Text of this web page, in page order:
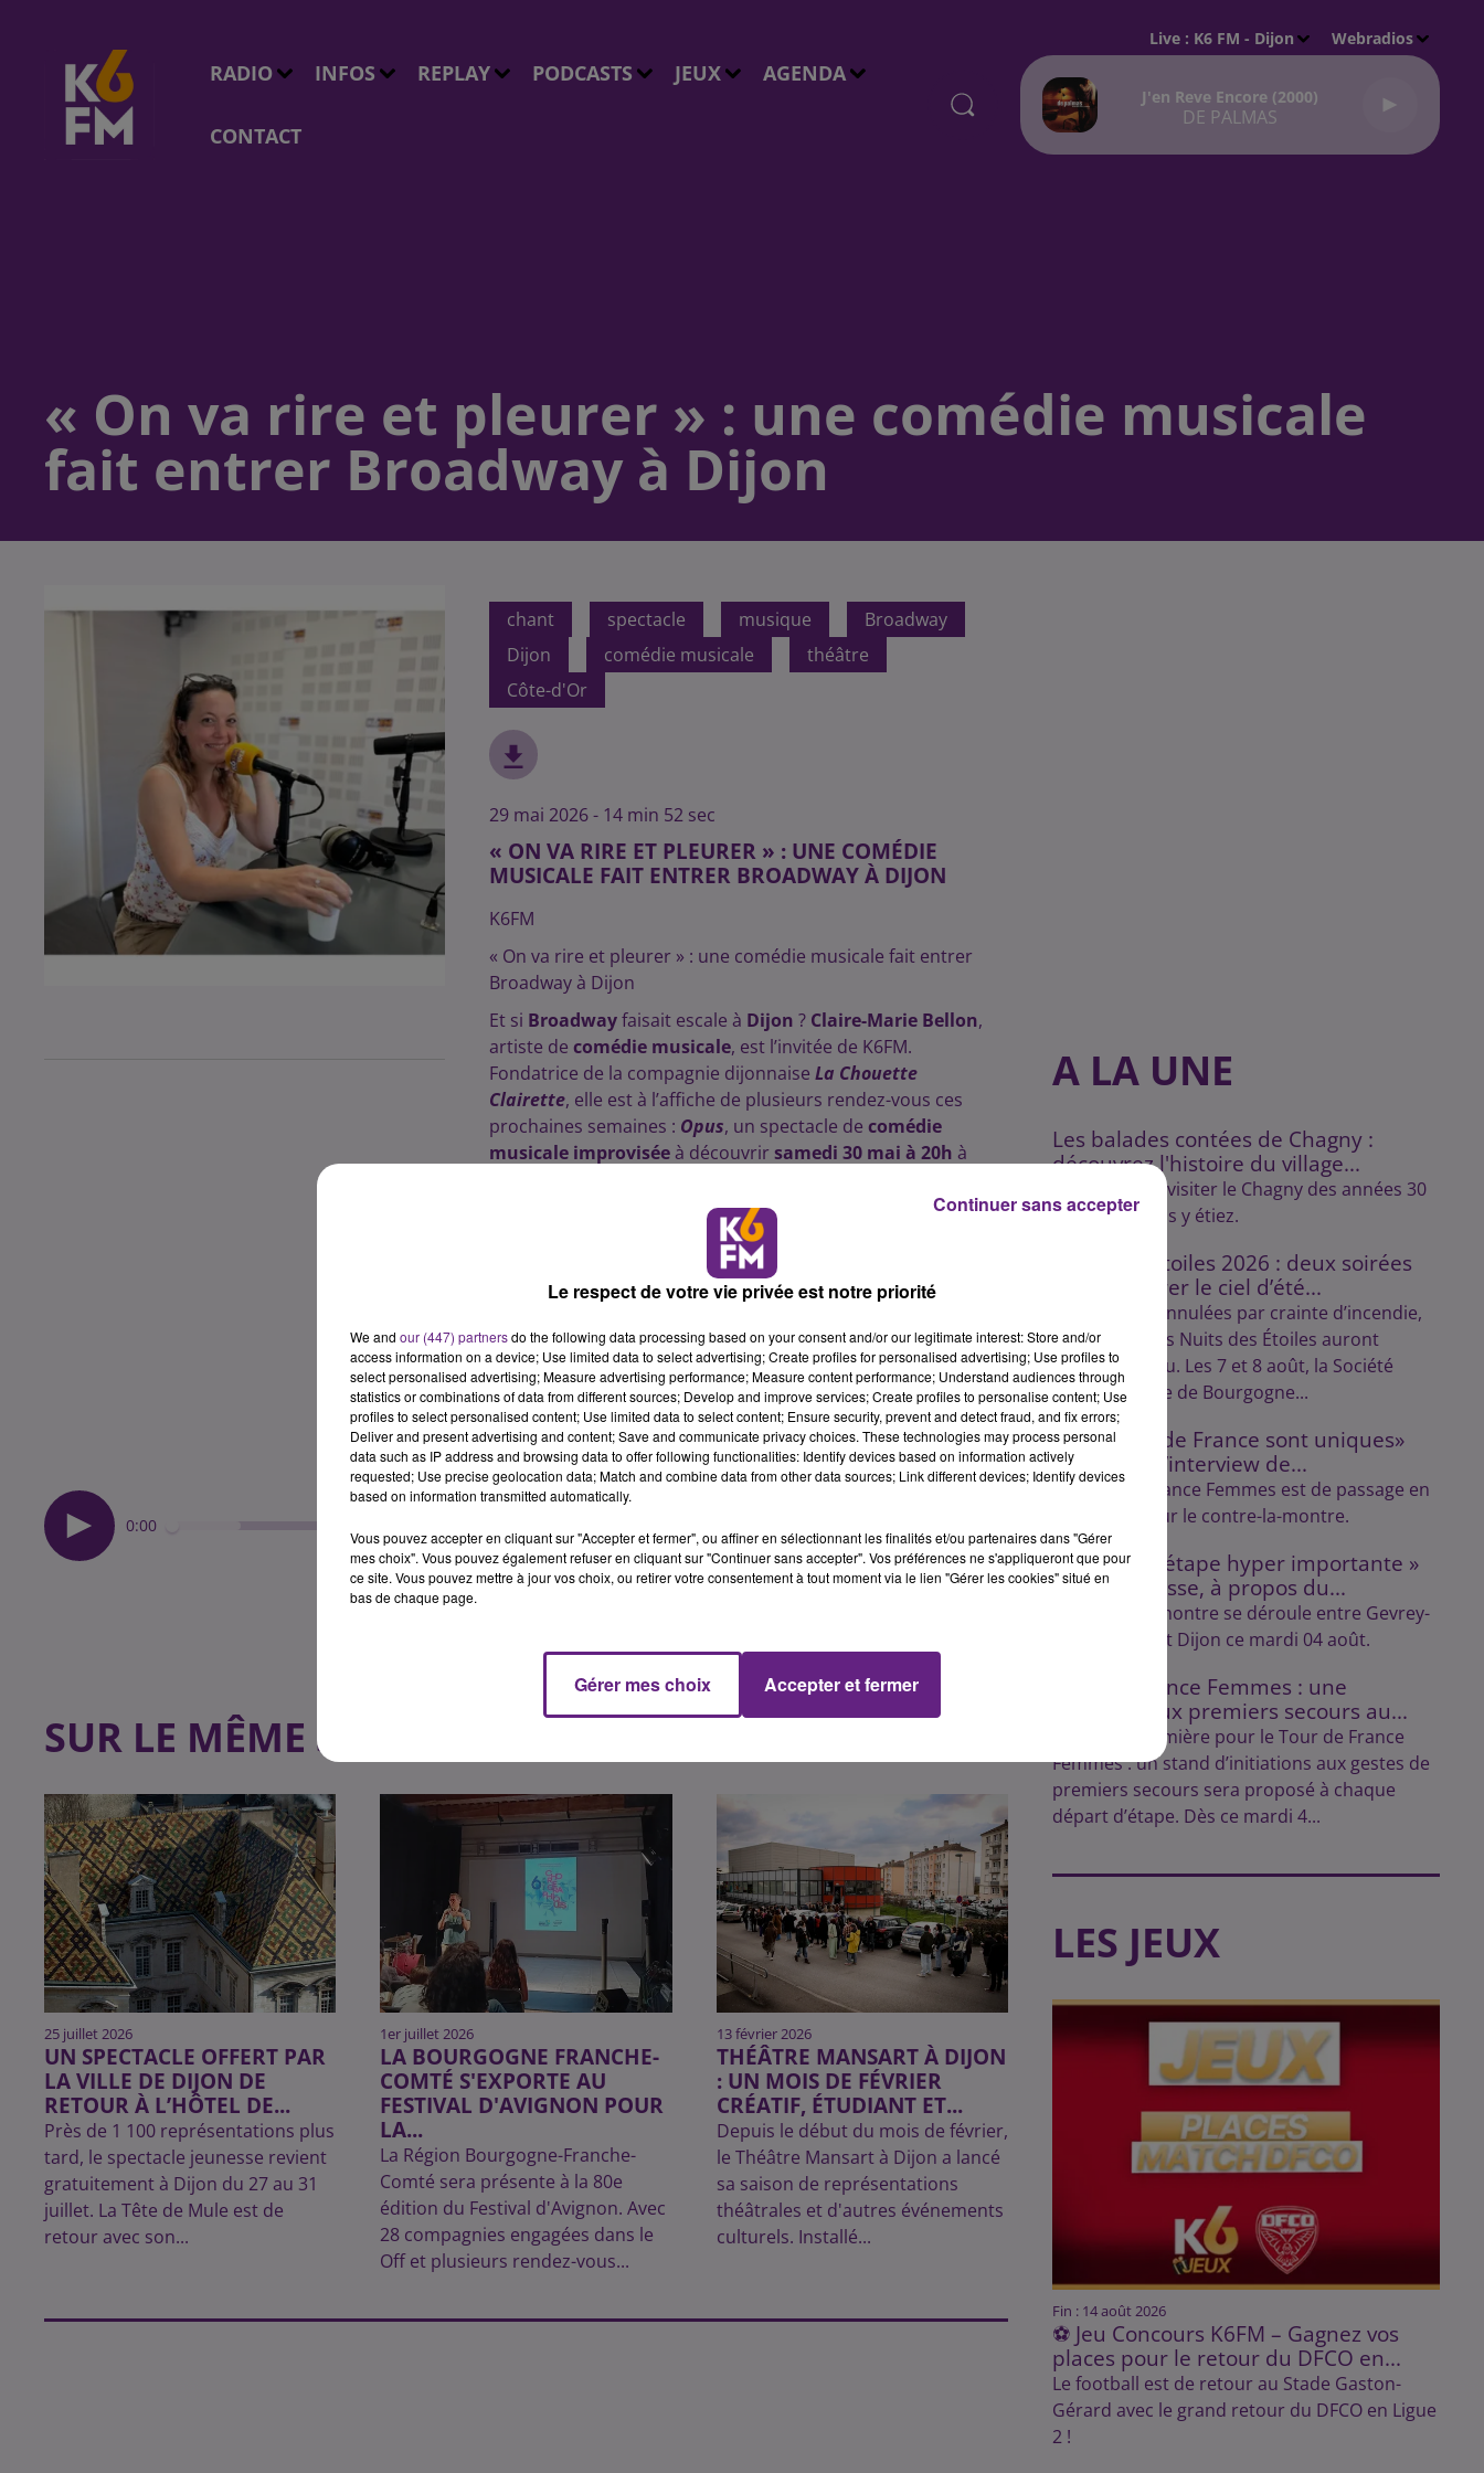
RADIO INFOS REPLAY PODCASTS JEUX AGENDA
CONTACT
Live : K6 FM - Dijon Webradios
J'en Reve Encore (2000)
DE PALMAS
« On va rire et pleurer » : une comédie musicale
fait entrer Broadway à Dijon
chant spectacle musique
Broadway
Dijon
comédie musicale
théâtre
Côte-d'Or
29 mai 2026 - 14 min 52 sec
« ON VA RIRE ET PLEURER » : UNE COMÉDIE
MUSICALE FAIT ENTRER BROADWAY À DIJON
K6FM
« On va rire et pleurer » : une comédie musicale fait entrer
Broadway à Dijon
Et si Broadwayfaisait escale à Dijon ?Claire-Marie Bellon,
artiste de comédie musicale, est l’invitée de K6FM.
Fondatrice de la compagnie dijonnaise La Chouette
Clairette, elle est à l’affiche de plusieurs rendez-vous ces
prochaines semaines : Opus, un spectacle de comédie
musicale improviséeà découvrir samedi 30 mai à 20h à
, les représentations de fin d’année des
, les26 et 27 juin à 18h30 et
Théâtre des Feuillants
À notre micro, cetteartiste passionnéenous ouvre les
transmission, et partage sa vision d’unspectacle vivant
plus que jamais tourné vers l’émotion… avec la promesse
de rire, de vibrer et peut-être même de verser une petite
larme.
0:00
SUR LE MÊME SUJET
25 juillet 2026
UN SPECTACLE OFFERT PAR
LA VILLE DE DIJON DE
RETOUR À L’HÔTEL DE...
Près de 1 100 représentations plus
tard, le spectacle jeunesse revient
gratuitement à Dijon du 27 au 31
juillet. La Tête de Mule est de
retour avec son...
1er juillet 2026
LA BOURGOGNE FRANCHE-
COMTÉ S'EXPORTE AU
FESTIVAL D'AVIGNON POUR
LA...
La Région Bourgogne-Franche-
Comté sera présente à la 80e
édition du Festival d'Avignon. Avec
28 compagnies engagées dans le
Off et plusieurs rendez-vous...
13 février 2026
THÉÂTRE MANSART À DIJON
: UN MOIS DE FÉVRIER
CRÉATIF, ÉTUDIANT ET...
Depuis le début du mois de février,
le Théâtre Mansart à Dijon a lancé
sa saison de représentations
théâtrales et d'autres événements
culturels. Installé...
A LA UNE
Les balades contées de Chagny :
découvrez l'histoire du village...
Lulu vous fait visiter le Chagny des années 30
comme si vous y étiez.
Nuits des Étoiles 2026 : deux soirées
pour explorer le ciel d’été...
Initialement annulées par crainte d’incendie,
les soirées des Nuits des Étoiles auront
finalement lieu. Les 7 et 8 août, la Société
Astronomique de Bourgogne...
«Les Tours de France sont uniques»
découvrez l’interview de...
Le Tour de France Femmes est de passage en
Côte-d'Or pour le contre-la-montre.
« C’est une étape hyper importante »
Marion Rousse, à propos du...
Le contre-la-montre se déroule entre Gevrey-
Chambertin et Dijon ce mardi 04 août.
Tour de France Femmes : une
initiation aux premiers secours au...
C’est une première pour le Tour de France
Femmes : un stand d’initiations aux gestes de
premiers secours sera proposé à chaque
départ d’étape. Dès ce mardi 4...
LES JEUX
Fin : 14 août 2026
⚽ Jeu Concours K6FM – Gagnez vos
places pour le retour du DFCO en...
Le football est de retour au Stade Gaston-
Gérard avec le grand retour du DFCO en Ligue
2 !
Le respect de votre vie privée est notre priorité
We and our (447) partnersdo the following data processing based on your consent and/or our legitimate interest: Store and/or
access information on a device; Use limited data to select advertising; Create profiles for personalised advertising; Use profiles to
select personalised advertising; Measure advertising performance; Measure content performance; Understand audiences through
statistics or combinations of data from different sources; Develop and improve services; Create profiles to personalise content; Use
profiles to select personalised content; Use limited data to select content; Ensure security, prevent and detect fraud, and fix errors;
Deliver and present advertising and content; Save and communicate privacy choices. These technologies may process personal
data such as IP address and browsing data to offer following functionalities: Identify devices based on information actively
requested; Use precise geolocation data; Match and combine data from other data sources; Link different devices; Identify devices
based on information transmitted automatically.
Vous pouvez accepter en cliquant sur "Accepter et fermer", ou affiner en sélectionnant les finalités et/ou partenaires dans "Gérer
mes choix". Vous pouvez également refuser en cliquant sur "Continuer sans accepter". Vos préférences ne s'appliqueront que pour
ce site. Vous pouvez mettre à jour vos choix, ou retirer votre consentement à tout moment via le lien "Gérer les cookies" situé en
bas de chaque page.
Gérer mes choix Accepter et fermer
Continuer sans accepter